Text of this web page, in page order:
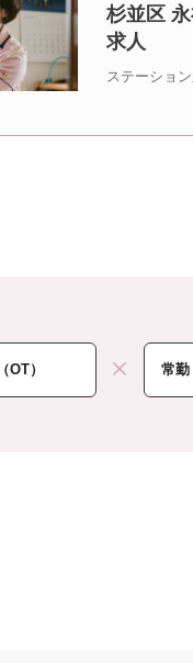
杉並区
求人
ステーショ